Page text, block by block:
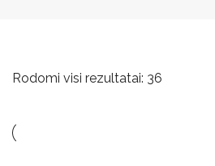
Rodomi visi rezultatai: 36